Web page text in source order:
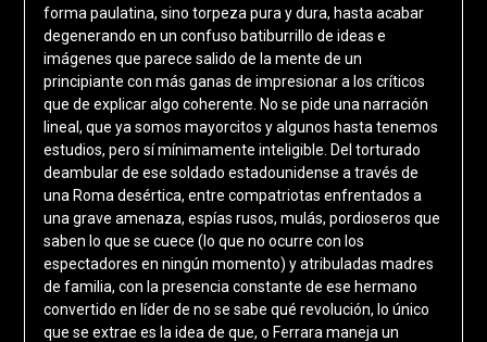
forma paulatina, sino torpeza pura y dura, hasta acabar
degenerando en un confuso batiburrillo de ideas e
imágenes que parece salido de la mente de un
principiante con más ganas de impresionar a los críticos
que de explicar algo coherente. No se pide una narración
lineal, que ya somos mayorcitos y algunos hasta tenemos
estudios, pero sí mínimamente inteligible. Del torturado
deambular de ese soldado estadounidense a través de
una Roma desértica, entre compatriotas enfrentados a
una grave amenaza, espías rusos, mulás, pordioseros que
saben lo que se cuece (lo que no ocurre con los
espectadores en ningún momento) y atribuladas madres
de familia, con la presencia constante de ese hermano
convertido en líder de no se sabe qué revolución, lo único
que se extrae es la idea de que, o Ferrara maneja un